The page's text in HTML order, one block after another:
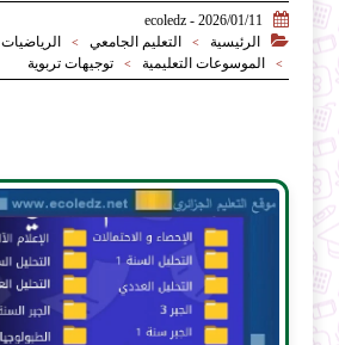

2026/01/11 - ecoledz

الرئيسية > التعليم الجامعي > الرياضيات
> الموسوعات التعليمية > توجيهات تربوية